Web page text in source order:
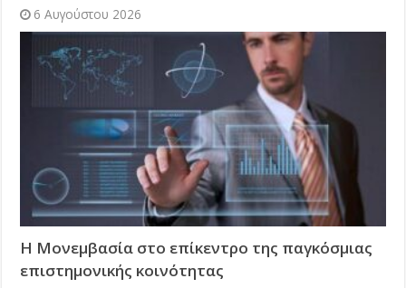
6 Αυγούστου 2026
Η Μονεμβασία στο επίκεντρο της παγκόσμιας
επιστημονικής κοινότητας